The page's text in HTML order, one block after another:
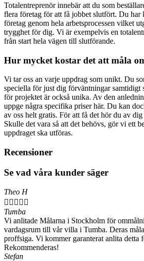
Totalentreprenör innebär att du som
flera företag för att få jobbet slutfört. Du har
företag genom hela arbetsprocessen vilket
trygghet för dig. Vi är exempelvis en
från start hela vägen till slutförande.
Hur mycket kostar det att måla
Vi tar oss an varje uppdrag som unikt. Du
speciella för just dig förväntningar samtidigt
för projektet är också unika. Av den
uppge några specifika priser här. Du kan
av oss helt gratis. För att få det hör du av
Skulle det vara så att det behövs, gör vi ett
uppdraget ska utföras.
Recensioner
Se vad våra kunder säger
Theo H
    
Tumba
Vi anlitade Målarna i Stockholm för
vardagsrum till vår villa i Tumba. Deras
proffsiga. Vi kommer garanterat anlita detta
Rekommenderas!
Stefan